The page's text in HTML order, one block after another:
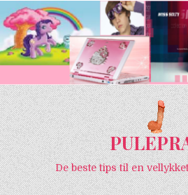
De beste tips til en